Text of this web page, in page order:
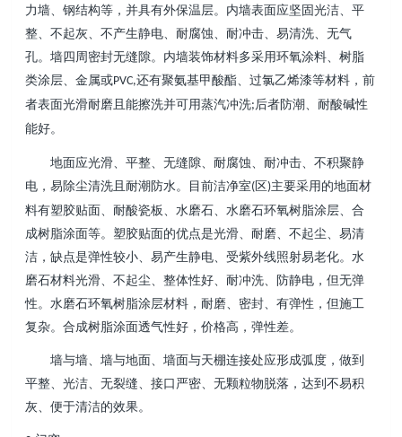
力墙、钢结构等，并具有外保温层。内墙表面应坚固光洁、平
整、不起灰、不产生静电、耐腐蚀、耐冲击、易清洗、无气
孔。墙四周密封无缝隙。内墙装饰材料多采用环氧涂料、树脂
类涂层、金属或PVC,还有聚氨基甲酸酯、过氯乙烯漆等材料，前
者表面光滑耐磨且能擦洗并可用蒸汽冲洗;后者防潮、耐酸碱性
能好。
地面应光滑、平整、无缝隙、耐腐蚀、耐冲击、不积聚静
电，易除尘清洗且耐潮防水。目前洁净室(区)主要采用的地面材
料有塑胶贴面、耐酸瓷板、水磨石、水磨石环氧树脂涂层、合
成树脂涂面等。塑胶贴面的优点是光滑、耐磨、不起尘、易清
洁，缺点是弹性较小、易产生静电、受紫外线照射易老化。水
磨石材料光滑、不起尘、整体性好、耐冲洗、防静电，但无弹
性。水磨石环氧树脂涂层材料，耐磨、密封、有弹性，但施工
复杂。合成树脂涂面透气性好，价格高，弹性差。
墙与墙、墙与地面、墙面与天棚连接处应形成弧度，做到
平整、光洁、无裂缝、接口严密、无颗粒物脱落，达到不易积
灰、便于清洁的效果。